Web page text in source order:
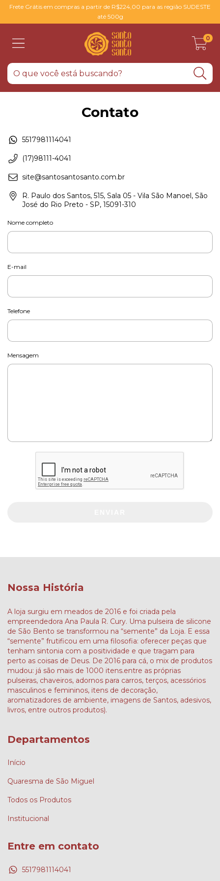
Frete Grátis em compras a partir de R$224,00 para as região SUDESTE
até 500g
0
Contato
5517981114041
(17)98111-4041
site@santosantosanto.com.br
R. Paulo dos Santos, 515, Sala 05 - Vila São Manoel, São
José do Rio Preto - SP, 15091-310
Nome completo
E-mail
Telefone
Mensagem
Nossa História
A loja surgiu em meados de 2016 e foi criada pela
empreendedora Ana Paula R. Cury. Uma pulseira de silicone
de São Bento se transformou na “semente” da Loja. E essa
“semente” frutificou em uma filosofia: oferecer peças que
tenham sintonia com a positividade e que tragam para
perto as coisas de Deus. De 2016 para cá, o mix de produtos
mudou: já são mais de 1000 itens.entre as próprias
pulseiras, chaveiros, adornos para carros, terços, acessórios
masculinos e femininos, itens de decoração,
aromatizadores de ambiente, imagens de Santos, adesivos,
livros, entre outros produtos).
Departamentos
Início
Quaresma de São Miguel
Todos os Produtos
Institucional
Entre em contato
5517981114041